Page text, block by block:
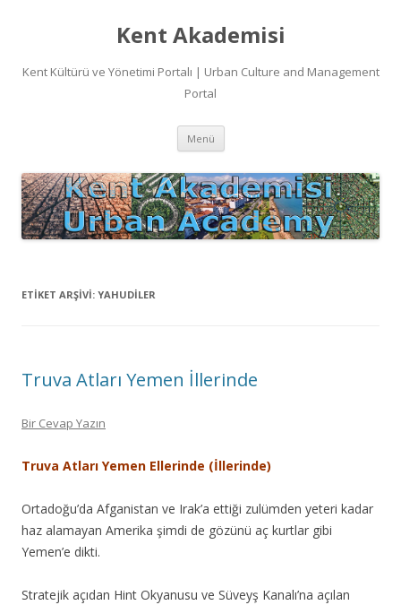
Kent Akademisi
Kent Kültürü ve Yönetimi Portalı | Urban Culture and Management
Portal
Menü İçeriğe
ETIKET ARŞIVI: YAHUDILER
Truva Atları Yemen İllerinde
Bir Cevap Yazın
Truva Atları Yemen Ellerinde (İllerinde)
Ortadoğu’da Afganistan ve Irak’a ettiği zulümden yeteri kadar
haz alamayan Amerika şimdi de gözünü aç kurtlar gibi
Yemen’e dikti.
Stratejik açıdan Hint Okyanusu ve Süveyş Kanalı’na açılan